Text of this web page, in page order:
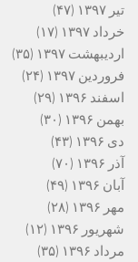
تیر ۱۳۹۷
(۴۷)
خرداد ۱۳۹۷
(۱۷)
اردیبهشت ۱۳۹۷
(۳۵)
فروردین ۱۳۹۷
(۲۴)
اسفند ۱۳۹۶
(۲۹)
بهمن ۱۳۹۶
(۳۰)
دی ۱۳۹۶
(۴۳)
آذر ۱۳۹۶
(۷۰)
آبان ۱۳۹۶
(۴۹)
مهر ۱۳۹۶
(۲۸)
شهریور ۱۳۹۶
(۱۲)
مرداد ۱۳۹۶
(۳۵)